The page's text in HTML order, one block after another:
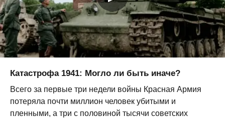
Катастрофа 1941: Могло ли быть иначе?
Всего за первые три недели войны Красная Армия
потеряла почти миллион человек убитыми и
пленными, а три с половиной тысячи советских